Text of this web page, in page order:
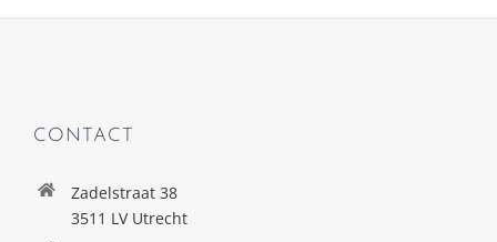
CONTACT
Zadelstraat 38
3511 LV Utrecht